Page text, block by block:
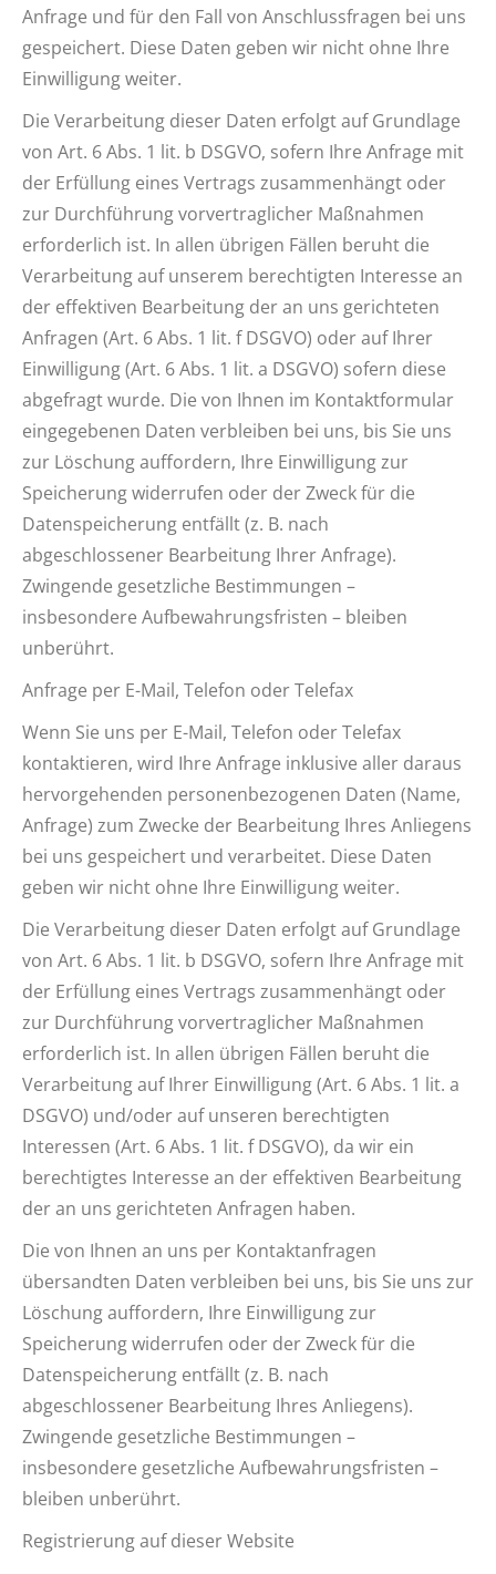
Anfrage und für den Fall von Anschlussfragen bei uns
gespeichert. Diese Daten geben wir nicht ohne Ihre
Einwilligung weiter.
Die Verarbeitung dieser Daten erfolgt auf Grundlage
von Art. 6 Abs. 1 lit. b DSGVO, sofern Ihre Anfrage mit
der Erfüllung eines Vertrags zusammenhängt oder
zur Durchführung vorvertraglicher Maßnahmen
erforderlich ist. In allen übrigen Fällen beruht die
Verarbeitung auf unserem berechtigten Interesse an
der effektiven Bearbeitung der an uns gerichteten
Anfragen (Art. 6 Abs. 1 lit. f DSGVO) oder auf Ihrer
Einwilligung (Art. 6 Abs. 1 lit. a DSGVO) sofern diese
abgefragt wurde. Die von Ihnen im Kontaktformular
eingegebenen Daten verbleiben bei uns, bis Sie uns
zur Löschung auffordern, Ihre Einwilligung zur
Speicherung widerrufen oder der Zweck für die
Datenspeicherung entfällt (z. B. nach
abgeschlossener Bearbeitung Ihrer Anfrage).
Zwingende gesetzliche Bestimmungen –
insbesondere Aufbewahrungsfristen – bleiben
unberührt.
Anfrage per E-Mail, Telefon oder Telefax
Wenn Sie uns per E-Mail, Telefon oder Telefax
kontaktieren, wird Ihre Anfrage inklusive aller daraus
hervorgehenden personenbezogenen Daten (Name,
Anfrage) zum Zwecke der Bearbeitung Ihres Anliegens
bei uns gespeichert und verarbeitet. Diese Daten
geben wir nicht ohne Ihre Einwilligung weiter.
Die Verarbeitung dieser Daten erfolgt auf Grundlage
von Art. 6 Abs. 1 lit. b DSGVO, sofern Ihre Anfrage mit
der Erfüllung eines Vertrags zusammenhängt oder
zur Durchführung vorvertraglicher Maßnahmen
erforderlich ist. In allen übrigen Fällen beruht die
Verarbeitung auf Ihrer Einwilligung (Art. 6 Abs. 1 lit. a
DSGVO) und/oder auf unseren berechtigten
Interessen (Art. 6 Abs. 1 lit. f DSGVO), da wir ein
berechtigtes Interesse an der effektiven Bearbeitung
der an uns gerichteten Anfragen haben.
Die von Ihnen an uns per Kontaktanfragen
übersandten Daten verbleiben bei uns, bis Sie uns zur
Löschung auffordern, Ihre Einwilligung zur
Speicherung widerrufen oder der Zweck für die
Datenspeicherung entfällt (z. B. nach
abgeschlossener Bearbeitung Ihres Anliegens).
Zwingende gesetzliche Bestimmungen –
insbesondere gesetzliche Aufbewahrungsfristen –
bleiben unberührt.
Registrierung auf dieser Website